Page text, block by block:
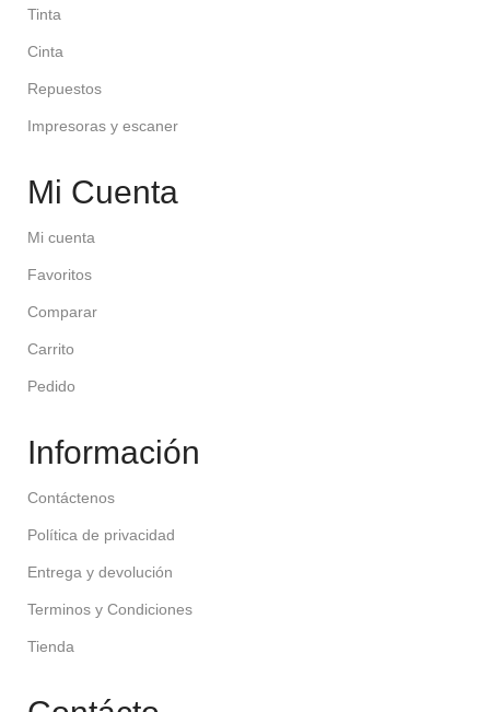
Tinta
Cinta
Repuestos
Impresoras y escaner
Mi Cuenta
Mi cuenta
Favoritos
Comparar
Carrito
Pedido
Información
Contáctenos
Política de privacidad
Entrega y devolución
Terminos y Condiciones
Tienda